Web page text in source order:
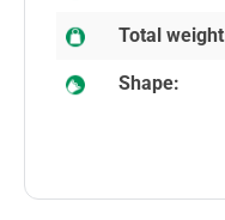
Total
Shape: